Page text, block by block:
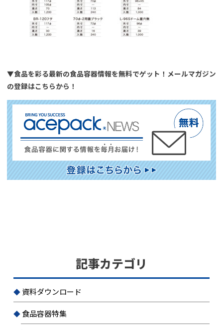
▼食品を彩る最新の食品容器情報を無料でゲット！メールマガジン
の登録はこちらから！
記事カテゴリ
資料ダウンロード
食品容器特集